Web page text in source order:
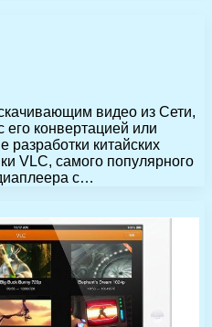
видео из Сети,
конвертацией или
разработки китайских
VLC, самого популярного
с…